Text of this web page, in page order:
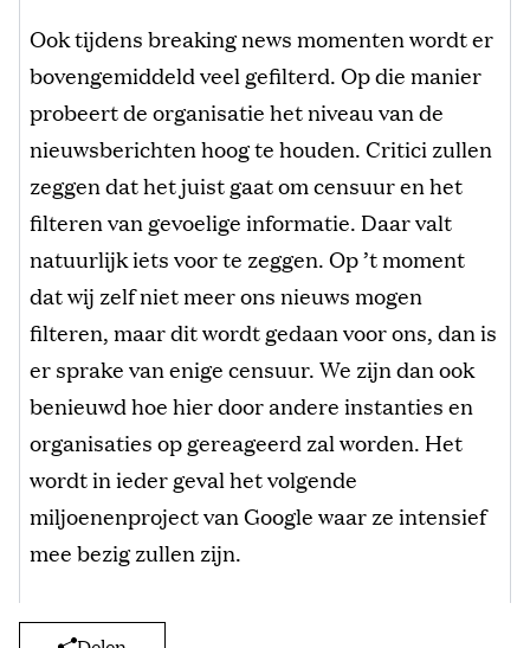
Ook tijdens breaking news momenten wordt er
bovengemiddeld veel gefilterd. Op die manier
probeert de organisatie het niveau van de
nieuwsberichten hoog te houden. Critici zullen
zeggen dat het juist gaat om censuur en het
filteren van gevoelige informatie. Daar valt
natuurlijk iets voor te zeggen. Op ’t moment
dat wij zelf niet meer ons nieuws mogen
filteren, maar dit wordt gedaan voor ons, dan is
er sprake van enige censuur. We zijn dan ook
benieuwd hoe hier door andere instanties en
organisaties op gereageerd zal worden. Het
wordt in ieder geval het volgende
miljoenenproject van Google waar ze intensief
mee bezig zullen zijn.